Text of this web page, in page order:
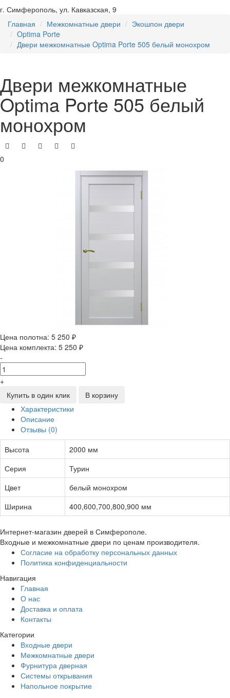
г. Симферополь, ул. Кавказская, 9
Главная
Межкомнатные двери
Экошпон двери
Optima Porte
Двери межкомнатные Optima Porte 505 белый монохром
Двери межкомнатные
Optima Porte 505 белый
монохром
0
Цена полотна: 5 250 ₽
Цена комплекта: 5 250 ₽
-
+
Купить в один клик
В корзину
Характеристики
Описание
Отзывы (0)
Высота
2000 мм
Серия
Турин
Цвет
белый монохром
Ширина
400,600,700,800,900 мм
Интернет-магазин дверей в Симферополе.
Входные и межкомнатные двери по ценам производителя.
Согласие на обработку персональных данных
Политика конфиденциальности
Навигация
Главная
О нас
Доставка и оплата
Контакты
Категории
Входные двери
Межкомнатные двери
Фурнитура дверная
Системы открывания
Напольное покрытие